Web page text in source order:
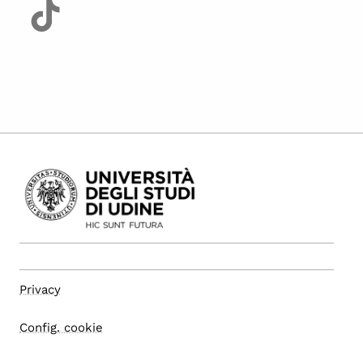
Privacy
Config. cookie